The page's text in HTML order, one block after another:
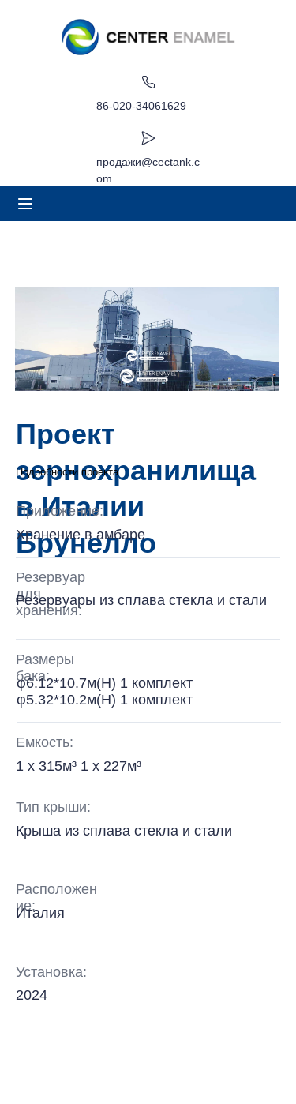
86-020-34061629
продажи@cectank.c
om
Проект
зернохранилища
в Италии
Брунелло
Подробности проекта
Приложение:
Хранение в амбаре
Резервуар
для
хранения:
Резервуары из сплава стекла и стали
Размеры
бака:
φ6.12*10.7м(H) 1 комплект
φ5.32*10.2м(H) 1 комплект
Емкость:
1 x 315м³ 1 x 227м³
Тип крыши:
Крыша из сплава стекла и стали
Расположен
ие:
Италия
Установка:
2024
Приложения
Контакт